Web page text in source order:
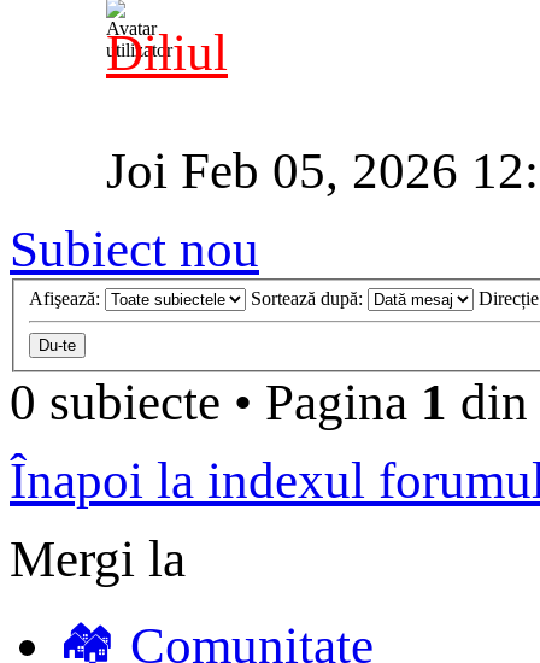
Diliul
Joi Feb 05, 2026
Subiect nou
Afişează: Sortează după:
0 subiecte • Pagina 1 din
Înapoi la indexul
Mergi la
🏘️ Comunitate